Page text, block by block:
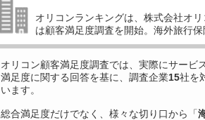
オリコンランキングは、株式会社オ
は顧客満足度調査を開始。海外旅行
オリコン顧客満足度調査では、実際にサービ
満足度に関する回答を基に、調査企業15社を
います。
総合満足度だけでなく、様々な切り口から「